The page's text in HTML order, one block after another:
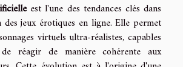
est l'une des tendances clés dans
jeux érotiques en ligne. Elle permet
virtuels ultra-réalistes, capables
réagir de manière cohérente aux